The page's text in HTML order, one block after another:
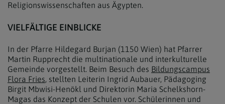
Religionswissenschaften aus Ägypten.
VIELFÄLTIGE EINBLICKE
In der Pfarre Hildegard Burjan (1150 Wien) hat Pfarrer
Martin Rupprecht die multinationale und interkulturelle
Gemeinde vorgestellt. Beim Besuch des Bildungscampus
Flora Fries, stellten Leiterin Ingrid Aubauer, Pädagoging
Birgit Mbwisi-Henökl und Direktorin Maria Schelkshorn-
Magas das Konzept der Schulen vor. Schülerinnen und